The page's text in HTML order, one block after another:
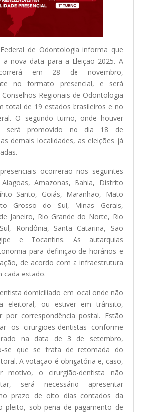
de Odontologia informa que
a nova data para a Eleição 2025. A
em 28 de novembro,
no formato presencial, e será
Regionais de Odontologia
total de 19 estados brasileiros e no
O segundo turno, onde houver
será promovido no dia 18 de
demais localidades, as eleições já
ocorrerão nos seguintes
Alagoas, Amazonas, Bahia, Distrito
Santo, Goiás, Maranhão, Mato
Grosso do Sul, Minas Gerais,
Janeiro, Rio Grande do Norte, Rio
Rondônia, Santa Catarina, São
e Tocantins. As autarquias
para definição de horários e
de acordo com a infraestrutura
cada estado.
domiciliado em local onde não
eleitoral, ou estiver em trânsito,
por correspondência postal. Estão
os cirurgiões-dentistas conforme
na data de 3 de setembro,
se que se trata de retomada do
A votação é obrigatória e, caso,
motivo, o cirurgião-dentista não
será necessário apresentar
prazo de oito dias contados da
pleito, sob pena de pagamento de